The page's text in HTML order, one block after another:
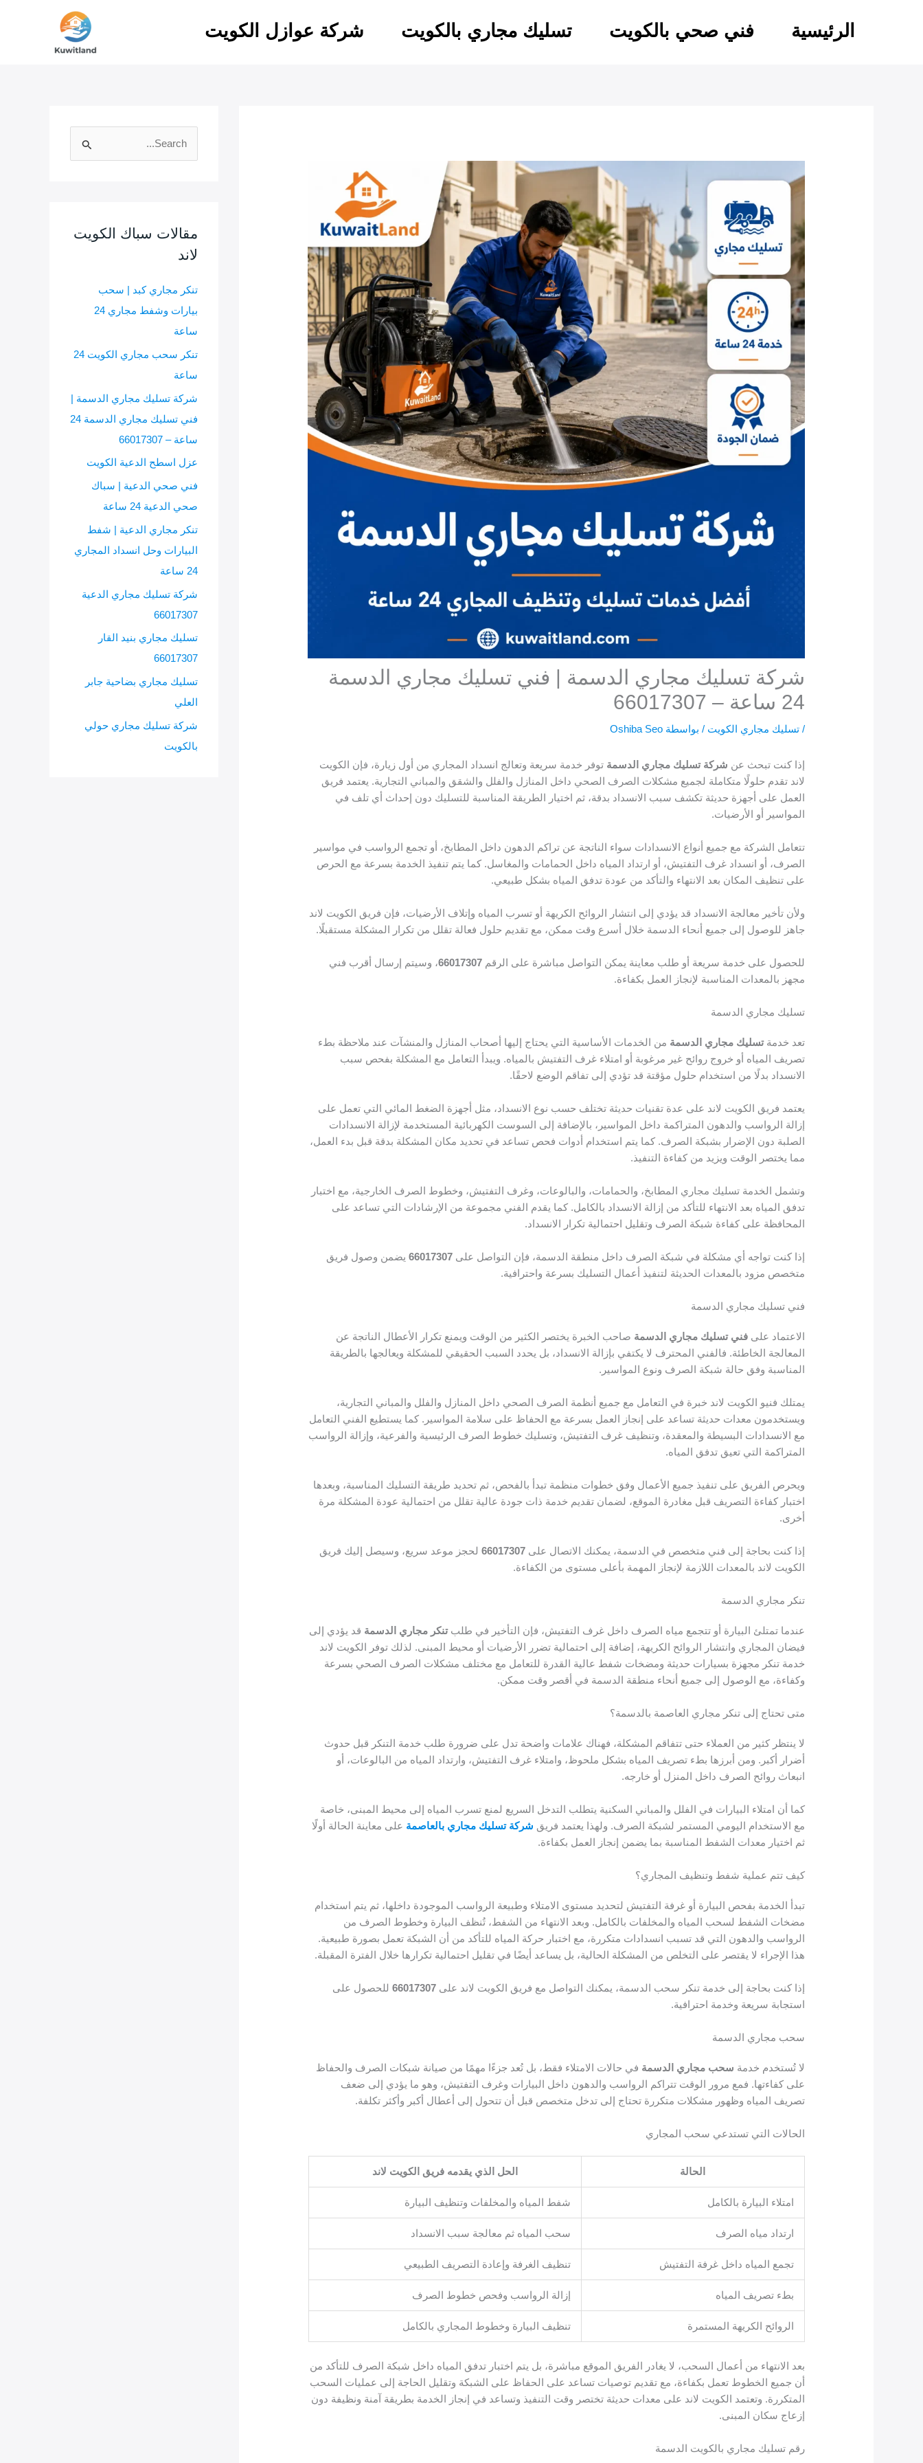
الرئيسية فني صحي بالكويت تسليك مجاري بالكويت شركة عوازل الكويت
شركة تسليك مجاري الدسمة | فني تسليك مجاري الدسمة
24 ساعة – 66017307
/تسليك مجاري الكويت / بواسطة Oshiba Seo
إذا كنت تبحث عن شركة تسليك مجاري الدسمة توفر خدمة سريعة وتعالج انسداد المجاري من أول زيارة، فإن الكويت
لاند تقدم حلولًا متكاملة لجميع مشكلات الصرف الصحي داخل المنازل والفلل والشقق والمباني التجارية. يعتمد فريق
العمل على أجهزة حديثة تكشف سبب الانسداد بدقة، ثم اختيار الطريقة المناسبة للتسليك دون إحداث أي تلف في
المواسير أو الأرضيات.
تتعامل الشركة مع جميع أنواع الانسدادات سواء الناتجة عن تراكم الدهون داخل المطابخ، أو تجمع الرواسب في مواسير
الصرف، أو انسداد غرف التفتيش، أو ارتداد المياه داخل الحمامات والمغاسل. كما يتم تنفيذ الخدمة بسرعة مع الحرص
على تنظيف المكان بعد الانتهاء والتأكد من عودة تدفق المياه بشكل طبيعي.
ولأن تأخير معالجة الانسداد قد يؤدي إلى انتشار الروائح الكريهة أو تسرب المياه وإتلاف الأرضيات، فإن فريق الكويت لاند
جاهز للوصول إلى جميع أنحاء الدسمة خلال أسرع وقت ممكن، مع تقديم حلول فعالة تقلل من تكرار المشكلة مستقبلًا.
للحصول على خدمة سريعة أو طلب معاينة يمكن التواصل مباشرة على الرقم66017307، وسيتم إرسال أقرب فني
مجهز بالمعدات المناسبة لإنجاز العمل بكفاءة.
تسليك مجاري الدسمة
تعد خدمةتسليك مجاري الدسمة من الخدمات الأساسية التي يحتاج إليها أصحاب المنازل والمنشآت عند ملاحظة بطء
تصريف المياه أو خروج روائح غير مرغوبة أو امتلاء غرف التفتيش بالمياه. ويبدأ التعامل مع المشكلة بفحص سبب
الانسداد بدلًا من استخدام حلول مؤقتة قد تؤدي إلى تفاقم الوضع لاحقًا.
يعتمد فريق الكويت لاند على عدة تقنيات حديثة تختلف حسب نوع الانسداد، مثل أجهزة الضغط المائي التي تعمل على
إزالة الرواسب والدهون المتراكمة داخل المواسير، بالإضافة إلى السوست الكهربائية المستخدمة لإزالة الانسدادات
الصلبة دون الإضرار بشبكة الصرف. كما يتم استخدام أدوات فحص تساعد في تحديد مكان المشكلة بدقة قبل بدء العمل،
مما يختصر الوقت ويزيد من كفاءة التنفيذ.
وتشمل الخدمة تسليك مجاري المطابخ، والحمامات، والبالوعات، وغرف التفتيش، وخطوط الصرف الخارجية، مع اختبار
تدفق المياه بعد الانتهاء للتأكد من إزالة الانسداد بالكامل. كما يقدم الفني مجموعة من الإرشادات التي تساعد على
المحافظة على كفاءة شبكة الصرف وتقليل احتمالية تكرار الانسداد.
إذا كنت تواجه أي مشكلة في شبكة الصرف داخل منطقة الدسمة، فإن التواصل على66017307 يضمن وصول فريق
متخصص مزود بالمعدات الحديثة لتنفيذ أعمال التسليك بسرعة واحترافية.
فني تسليك مجاري الدسمة
الاعتماد علىفني تسليك مجاري الدسمة صاحب الخبرة يختصر الكثير من الوقت ويمنع تكرار الأعطال الناتجة عن
المعالجة الخاطئة. فالفني المحترف لا يكتفي بإزالة الانسداد، بل يحدد السبب الحقيقي للمشكلة ويعالجها بالطريقة
المناسبة وفق حالة شبكة الصرف ونوع المواسير.
يمتلك فنيو الكويت لاند خبرة في التعامل مع جميع أنظمة الصرف الصحي داخل المنازل والفلل والمباني التجارية،
ويستخدمون معدات حديثة تساعد على إنجاز العمل بسرعة مع الحفاظ على سلامة المواسير. كما يستطيع الفني التعامل
مع الانسدادات البسيطة والمعقدة، وتنظيف غرف التفتيش، وتسليك خطوط الصرف الرئيسية والفرعية، وإزالة الرواسب
المتراكمة التي تعيق تدفق المياه.
ويحرص الفريق على تنفيذ جميع الأعمال وفق خطوات منظمة تبدأ بالفحص، ثم تحديد طريقة التسليك المناسبة، وبعدها
اختبار كفاءة التصريف قبل مغادرة الموقع، لضمان تقديم خدمة ذات جودة عالية تقلل من احتمالية عودة المشكلة مرة
أخرى.
إذا كنت بحاجة إلى فني متخصص في الدسمة، يمكنك الاتصال على66017307 لحجز موعد سريع، وسيصل إليك فريق
الكويت لاند بالمعدات اللازمة لإنجاز المهمة بأعلى مستوى من الكفاءة.
تنكر مجاري الدسمة
عندما تمتلئ البيارة أو تتجمع مياه الصرف داخل غرف التفتيش، فإن التأخير في طلبتنكر مجاري الدسمة قد يؤدي إلى
فيضان المجاري وانتشار الروائح الكريهة، إضافة إلى احتمالية تضرر الأرضيات أو محيط المبنى. لذلك توفر الكويت لاند
خدمة تنكر مجهزة بسيارات حديثة ومضخات شفط عالية القدرة للتعامل مع مختلف مشكلات الصرف الصحي بسرعة
وكفاءة، مع الوصول إلى جميع أنحاء منطقة الدسمة في أقصر وقت ممكن.
متى تحتاج إلى تنكر مجاري العاصمة بالدسمة؟
لا ينتظر كثير من العملاء حتى تتفاقم المشكلة، فهناك علامات واضحة تدل على ضرورة طلب خدمة التنكر قبل حدوث
أضرار أكبر. ومن أبرزها بطء تصريف المياه بشكل ملحوظ، وامتلاء غرف التفتيش، وارتداد المياه من البالوعات، أو
انبعاث روائح الصرف داخل المنزل أو خارجه.
كما أن امتلاء البيارات في الفلل والمباني السكنية يتطلب التدخل السريع لمنع تسرب المياه إلى محيط المبنى، خاصة
مع الاستخدام اليومي المستمر لشبكة الصرف. ولهذا يعتمد فريق شركة تسليك مجاري بالعاصمة على معاينة الحالة أولًا
ثم اختيار معدات الشفط المناسبة بما يضمن إنجاز العمل بكفاءة.
كيف تتم عملية شفط وتنظيف المجاري؟
تبدأ الخدمة بفحص البيارة أو غرفة التفتيش لتحديد مستوى الامتلاء وطبيعة الرواسب الموجودة داخلها، ثم يتم استخدام
مضخات الشفط لسحب المياه والمخلفات بالكامل. وبعد الانتهاء من الشفط، تُنظف البيارة وخطوط الصرف من
الرواسب والدهون التي قد تسبب انسدادات متكررة، مع اختبار حركة المياه للتأكد من أن الشبكة تعمل بصورة طبيعية.
هذا الإجراء لا يقتصر على التخلص من المشكلة الحالية، بل يساعد أيضًا في تقليل احتمالية تكرارها خلال الفترة المقبلة.
إذا كنت بحاجة إلى خدمة تنكر سحب الدسمة، يمكنك التواصل مع فريق الكويت لاند على66017307 للحصول على
استجابة سريعة وخدمة احترافية.
سحب مجاري الدسمة
لا تُستخدم خدمة سحب مجاري الدسمة في حالات الامتلاء فقط، بل تُعد جزءًا مهمًا من صيانة شبكات الصرف والحفاظ
على كفاءتها. فمع مرور الوقت تتراكم الرواسب والدهون داخل البيارات وغرف التفتيش، وهو ما يؤدي إلى ضعف
تصريف المياه وظهور مشكلات متكررة تحتاج إلى تدخل متخصص قبل أن تتحول إلى أعطال أكبر وأكثر تكلفة.
الحالات التي تستدعي سحب المجاري
الحالة الحل الذي يقدمه فريق الكويت لاند
امتلاء البيارة بالكامل شفط المياه والمخلفات وتنظيف البيارة
ارتداد مياه الصرف سحب المياه ثم معالجة سبب الانسداد
تجمع المياه داخل غرفة التفتيش تنظيف الغرفة وإعادة التصريف الطبيعي
بطء تصريف المياه إزالة الرواسب وفحص خطوط الصرف
الروائح الكريهة المستمرة تنظيف البيارة وخطوط المجاري بالكامل
بعد الانتهاء من أعمال السحب، لا يغادر الفريق الموقع مباشرة، بل يتم اختبار تدفق المياه داخل شبكة الصرف للتأكد من
أن جميع الخطوط تعمل بكفاءة، مع تقديم توصيات تساعد على الحفاظ على الشبكة وتقليل الحاجة إلى عمليات السحب
المتكررة. وتعتمد الكويت لاند على معدات حديثة تختصر وقت التنفيذ وتساعد في إنجاز الخدمة بطريقة آمنة ونظيفة دون
إزعاج سكان المبنى.
رقم تسليك مجاري بالكويت الدسمة
ع
ن
مقالات سباك الكويت
لاند
تنكر مجاري كبد | سحب
بيارات وشفط مجاري 24
ساعة
تنكر سحب مجاري الكويت 24
ساعة
شركة تسليك مجاري الدسمة |
فني تسليك مجاري الدسمة 24
ساعة – 66017307
عزل اسطح الدعية الكويت
فني صحي الدعية | سباك
صحي الدعية 24 ساعة
تنكر مجاري الدعية | شفط
البيارات وحل انسداد المجاري
24 ساعة
شركة تسليك مجاري الدعية
66017307
تسليك مجاري بنيد القار
66017307
تسليك مجاري بضاحية جابر
العلي
شركة تسليك مجاري حولي
بالكويت